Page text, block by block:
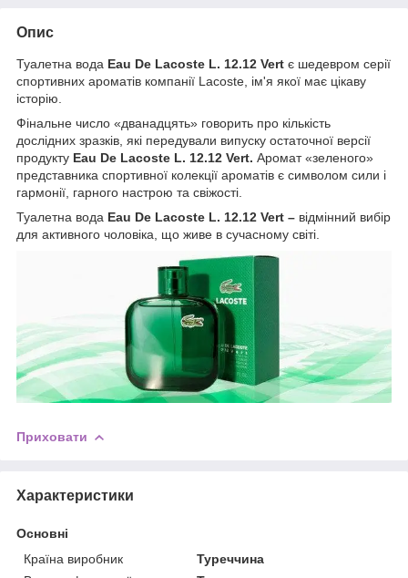
Опис
Туалетна вода Eau De Lacoste L. 12.12 Vert є шедевром серії
спортивних ароматів компанії Lacoste, ім'я якої має цікаву
історію.
Фінальне число «дванадцять» говорить про кількість
дослідних зразків, які передували випуску остаточної версії
продукту Eau De Lacoste L. 12.12 Vert. Аромат «зеленого»
представника спортивної колекції ароматів є символом сили і
гармонії, гарного настрою та свіжості.
Туалетна вода Eau De Lacoste L. 12.12 Vert – відмінний вибір
для активного чоловіка, що живе в сучасному світі.
Приховати
Характеристики
Основні
Країна виробник
Туреччина